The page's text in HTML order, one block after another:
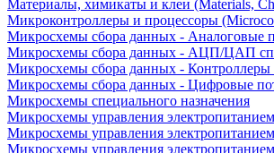
Материалы, химикаты и клеи (Materials,
Микроконтроллеры и процессоры
Микросхемы сбора данных - Аналоговые
Микросхемы сбора данных - АЦП/ЦАП
Микросхемы сбора данных - Контроллеры
Микросхемы сбора данных - Цифровые
Микросхемы специального назначения
Микросхемы управления
Микросхемы управления
Микросхемы управления